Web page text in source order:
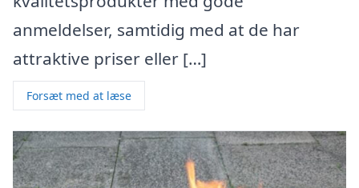
anmeldelser, samtidig med at de har
attraktive priser eller […]
Forsæt med at læse